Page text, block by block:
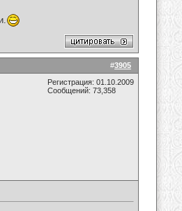
#3905
Регистрация: 01.10.2009
Сообщений: 73,358